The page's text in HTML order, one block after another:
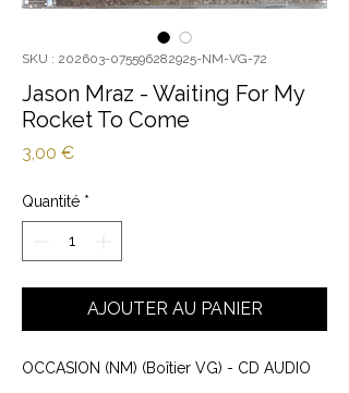
SKU : 202603-075596282925-NM-VG-72
Jason Mraz - Waiting For My
Rocket To Come
3,00 €Prix
Quantité *
AJOUTER AU PANIER
OCCASION (NM) (Boîtier VG) - CD AUDIO